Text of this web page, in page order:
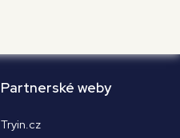
Partnerské weby
Tryin.cz